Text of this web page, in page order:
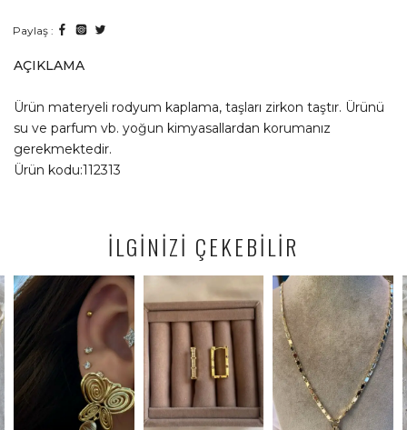
Paylaş :
AÇIKLAMA
Ürün materyeli rodyum kaplama, taşları zirkon taştır. Ürünü
su ve parfum vb. yoğun kimyasallardan korumanız
gerekmektedir.
Ürün kodu:112313
İLGİNİZİ ÇEKEBİLİR